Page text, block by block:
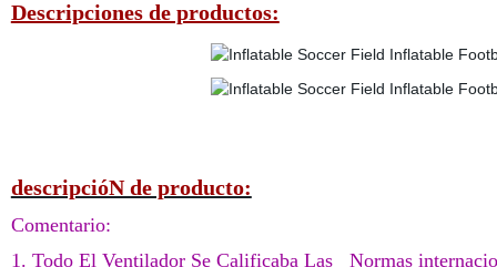
Descripciones de productos:
descripcióN de producto:
Comentario:
1. Todo El Ventilador Se Calificaba Las Normas